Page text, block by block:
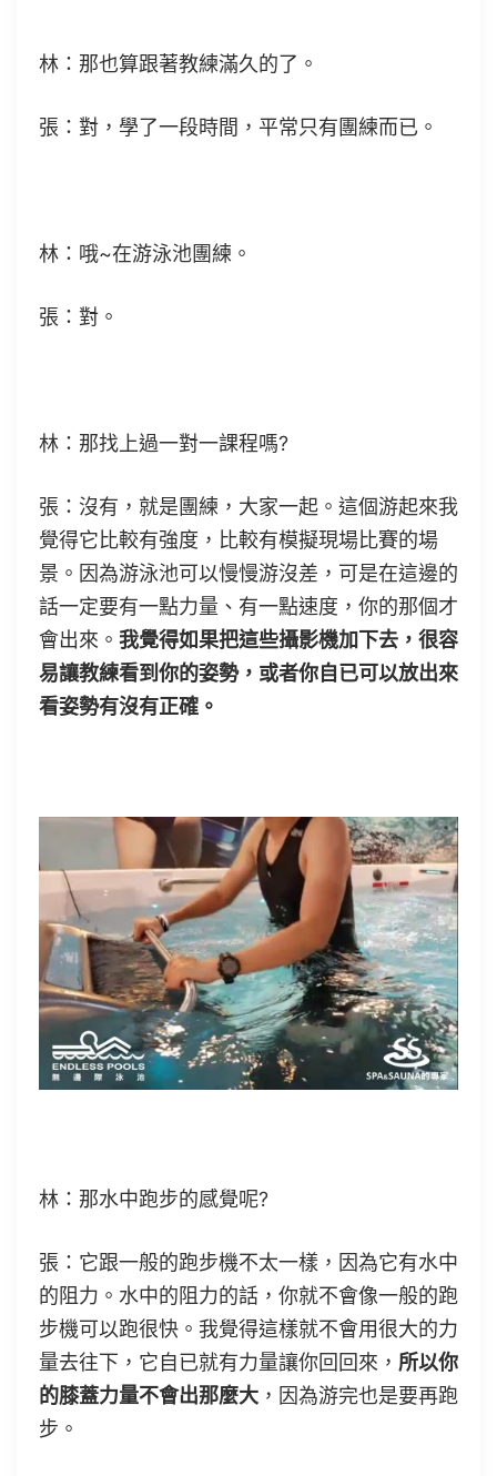
林：那也算跟著教練滿久的了。
張：對，學了一段時間，平常只有團練而已。
林：哦~在游泳池團練。
張：對。
林：那找上過一對一課程嗎?
張：沒有，就是團練，大家一起。這個游起來我
覺得它比較有強度，比較有模擬現場比賽的場
景。因為游泳池可以慢慢游沒差，可是在這邊的
話一定要有一點力量、有一點速度，你的那個才
會出來。 我覺得如果把這些攝影機加下去，很容
易讓教練看到你的姿勢，或者你自已可以放出來
看姿勢有沒有正確。
林：那水中跑步的感覺呢?
張：它跟一般的跑步機不太一樣，因為它有水中
的阻力。水中的阻力的話，你就不會像一般的跑
步機可以跑很快。我覺得這樣就不會用很大的力
量去往下，它自已就有力量讓你回回來， 所以你
的膝蓋力量不會出那麼大 ，因為游完也是要再跑
步。